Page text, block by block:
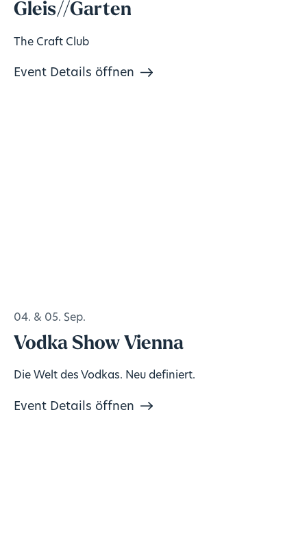
Gleis//Garten
The Craft Club
Event Details öffnen
04. & 05. Sep.
Vodka Show Vienna
Die Welt des Vodkas. Neu definiert.
Event Details öffnen